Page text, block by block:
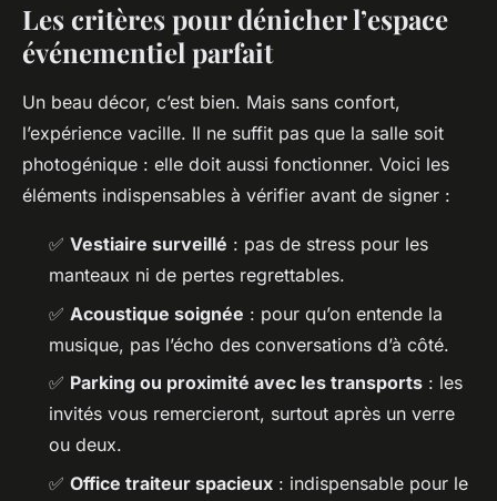
Les critères pour dénicher l’espace
événementiel parfait
Un beau décor, c’est bien. Mais sans confort,
l’expérience vacille. Il ne suffit pas que la salle soit
photogénique : elle doit aussi fonctionner. Voici les
éléments indispensables à vérifier avant de signer :
✅ Vestiaire surveillé : pas de stress pour les
manteaux ni de pertes regrettables.
✅ Acoustique soignée : pour qu’on entende la
musique, pas l’écho des conversations d’à côté.
✅ Parking ou proximité avec les transports : les
invités vous remercieront, surtout après un verre
ou deux.
✅ Office traiteur spacieux : indispensable pour le